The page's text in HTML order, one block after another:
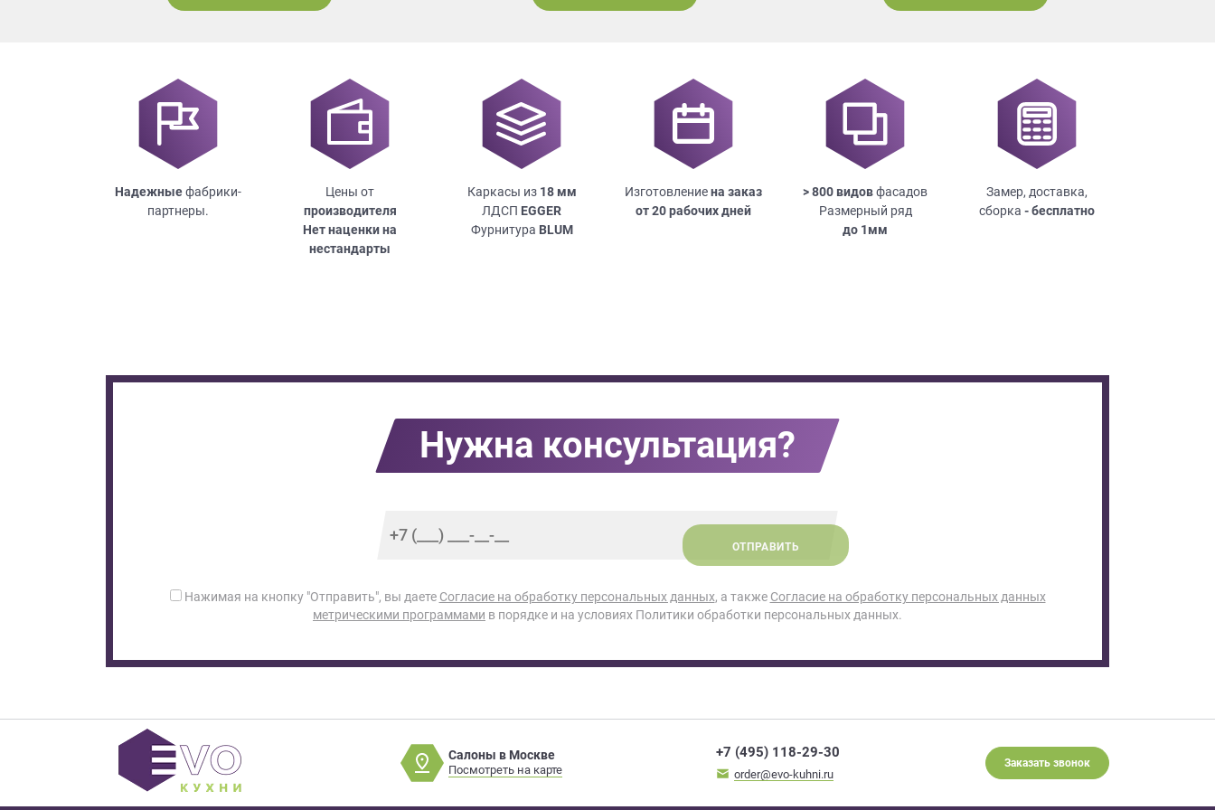
Надежныефабрики-
партнеры.
Цены от
производителя
Нет наценки на
нестандарты
Каркасы из 18мм
ЛДСП EGGER
Фурнитура BLUM
Изготовлениена заказ
от 20 рабочих дней
> 800 видовфасадов
Размерный ряд
до 1мм
Замер, доставка,
сборка - бесплатно
Нужна консультация?
ОТПРАВИТЬ
Нажимая на кнопку "Отправить", вы даете Согласие на обработку персональных данных, а также Согласие на обработку персональных данных
метрическими программами в порядке и на условиях Политики обработки персональных данных.
Салоны в Москве
Посмотреть на карте
+7 (495) 118-29-30
order@evo-kuhni.ru
Заказать звонок